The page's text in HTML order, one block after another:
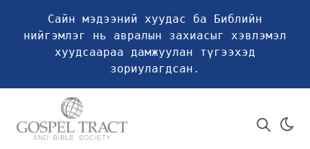
Сайн мэдээний хуудас ба Библийн
нийгэмлэг нь авралын захиасыг хэвлэмэл
хуудсаараа дамжуулан түгээхэд
зориулагдсан.